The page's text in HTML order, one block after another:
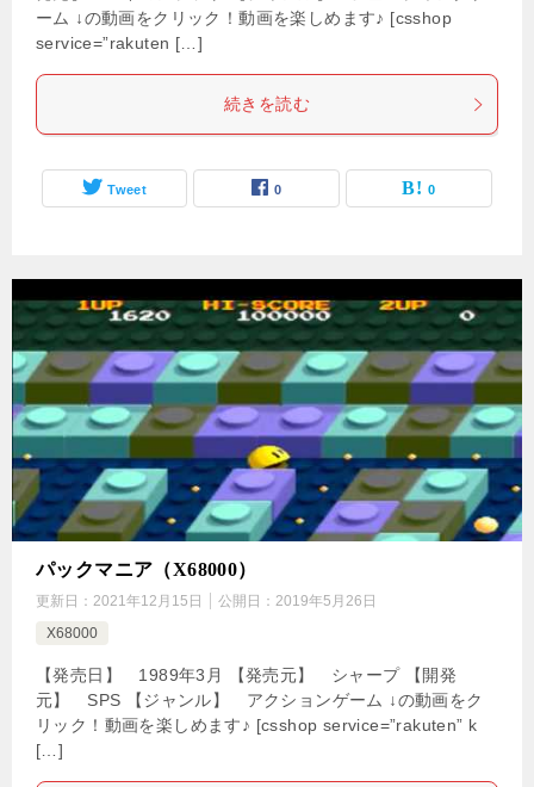
ーム ↓の動画をクリック！動画を楽しめます♪ [csshop
service=”rakuten […]
続きを読む
Tweet 0 0
パックマニア（X68000）
更新日： 2021年12月15日 公開日： 2019年5月26日
X68000
【発売日】 1989年3月 【発売元】 シャープ 【開発
元】 SPS 【ジャンル】 アクションゲーム ↓の動画をク
リック！動画を楽しめます♪ [csshop service=”rakuten” k
[…]